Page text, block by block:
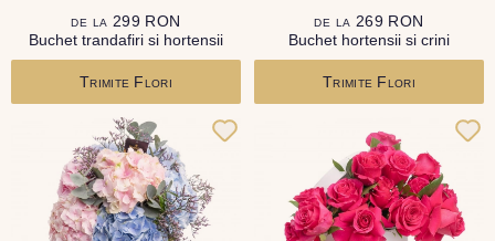
de la 299 RON
Buchet trandafiri si hortensii
Trimite Flori
de la 269 RON
Buchet hortensii si crini
Trimite Flori